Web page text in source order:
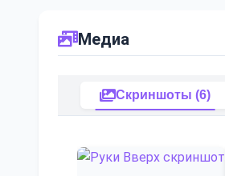
Медиа
Скриншоты (6)